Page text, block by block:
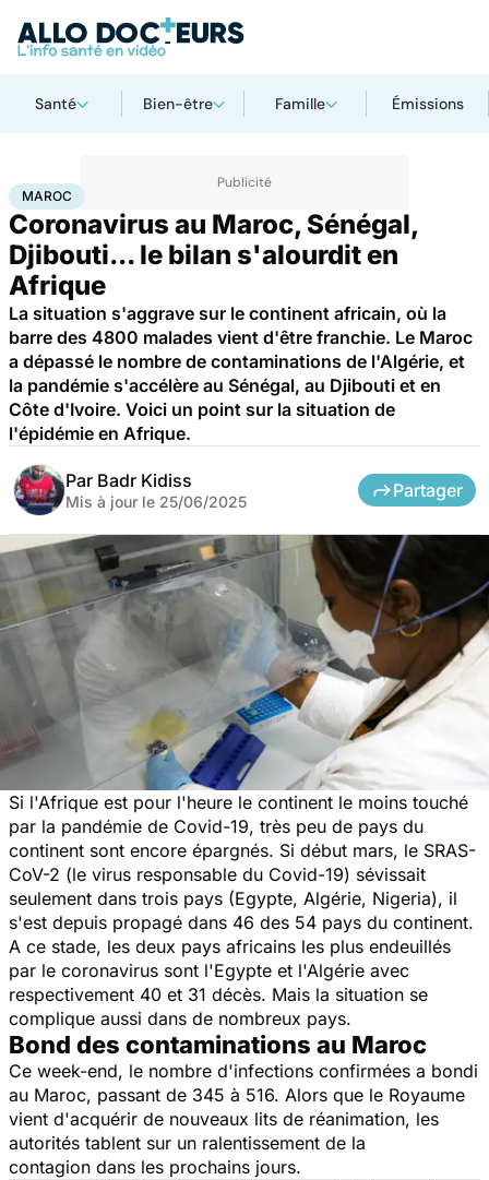
Santé Bien-être Famille Émissions
AccueilSanté Maladies infectieuses
MAROC
Coronavirus au Maroc, Sénégal,
Djibouti... le bilan s'alourdit en
Afrique
La situation s'aggrave sur le continent africain, où la
barre des 4800 malades vient d'être franchie. Le Maroc
a dépassé le nombre de contaminations de l'Algérie, et
la pandémie s'accélère au Sénégal, au Djibouti et en
Côte d'Ivoire. Voici un point sur la situation de
l'épidémie en Afrique.
Par Badr Kidiss
Mis à jour le 25/06/2025
Partager
Si l'Afrique est pour l'heure le continent le moins touché
par la pandémie de Covid-19, très peu de pays du
continent sont encore épargnés. Si début mars, le SRAS-
CoV-2 (le virus responsable du Covid-19) sévissait
seulement dans trois pays (Egypte, Algérie, Nigeria), il
s'est depuis propagé dans 46 des 54 pays du continent.
A ce stade, les deux pays africains les plus endeuillés
par le coronavirus sont l'Egypte et l'Algérie avec
respectivement 40 et 31 décès. Mais la situation se
complique aussi dans de nombreux pays.
Bond des contaminations au Maroc
Ce week-end, le nombre d'infections confirmées a bondi
au Maroc, passant de 345 à 516. Alors que le Royaume
vient d'acquérir de nouveaux lits de réanimation, les
autorités tablent sur un ralentissement de la
contagion dans les prochains jours.